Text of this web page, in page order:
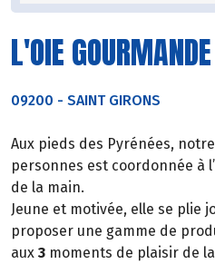
L'OIE GOURMANDE
09200 - SAINT GIRONS
Aux pieds des Pyrénées,
personnes est coordonnée à
de la main.
Jeune et motivée, elle se plie
proposer une gamme de
aux 3 moments de plaisir de